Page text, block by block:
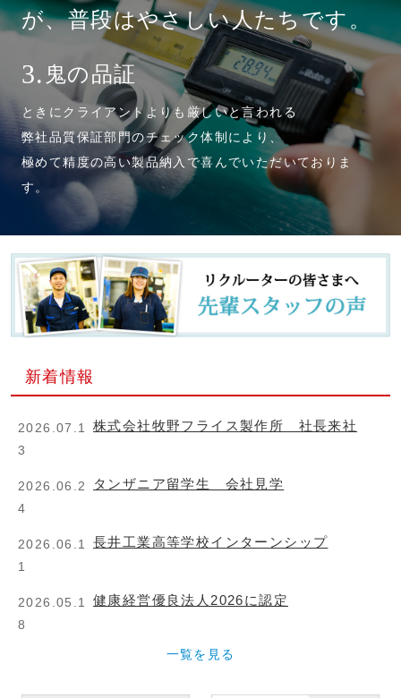
が、普段はやさしい人たちです。
3. 鬼の品証
ときにクライアントよりも厳しいと言われる
弊社品質保証部門のチェック体制により、
極めて精度の高い製品納入で喜んでいただいておりま
す。
新着情報
2026.07.1
3
株式会社牧野フライス製作所 社長来社
2026.06.2
4
タンザニア留学生 会社見学
2026.06.1
1
長井工業高等学校インターンシップ
2026.05.1
8
健康経営優良法人2026に認定
一覧を見る